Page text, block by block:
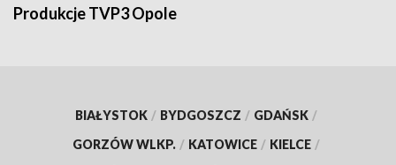
Produkcje TVP3 Opole
BIAŁYSTOK / BYDGOSZCZ / GDAŃSK /
GORZÓW WLKP. / KATOWICE / KIELCE /